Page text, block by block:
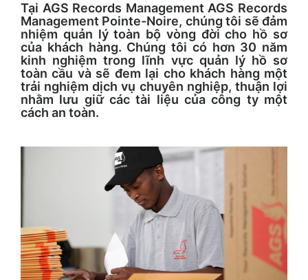
Tại AGS Records Management AGS Records
Management Pointe-Noire, chúng tôi sẽ đảm
nhiệm quản lý toàn bộ vòng đời cho hồ sơ
của khách hàng. Chúng tôi có hơn 30 năm
kinh nghiệm trong lĩnh vực quản lý hồ sơ
toàn cầu và sẽ đem lại cho khách hàng một
trải nghiệm dịch vụ chuyên nghiệp, thuận lợi
nhằm lưu giữ các tài liệu của công ty một
cách an toàn.